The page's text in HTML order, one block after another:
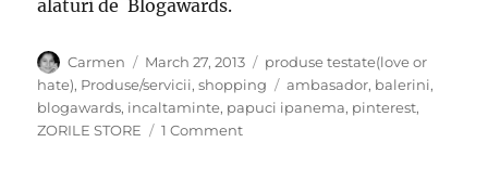
alaturi de Blogawards.
Author
Carmen
Posted
on
March 27, 2013 Categories
produse testate(love or
hate), Produse/servicii,shopping Tags
ambasador, balerini,
blogawards, incaltaminte, papuci ipanema, pinterest,
ZORILE STORE
1 Commenton